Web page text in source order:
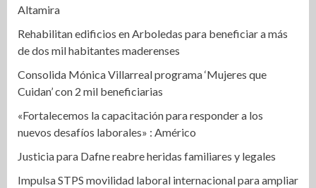
Altamira
Rehabilitan edificios en Arboledas para beneficiar a más
de dos mil habitantes maderenses
Consolida Mónica Villarreal programa ‘Mujeres que
Cuidan’ con 2 mil beneficiarias
«Fortalecemos la capacitación para responder a los
nuevos desafíos laborales» : Américo
Justicia para Dafne reabre heridas familiares y legales
Impulsa STPS movilidad laboral internacional para ampliar